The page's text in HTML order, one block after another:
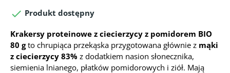
 Produkt dostępny
Krakersy proteinowe z ciecierzycy z pomidorem BIO
80 gto chrupiąca przekąska przygotowana głównie z mąki
z ciecierzycy 83% z dodatkiem nasion słonecznika,
siemienia lnianego, płatków pomidorowych i ziół. Mają